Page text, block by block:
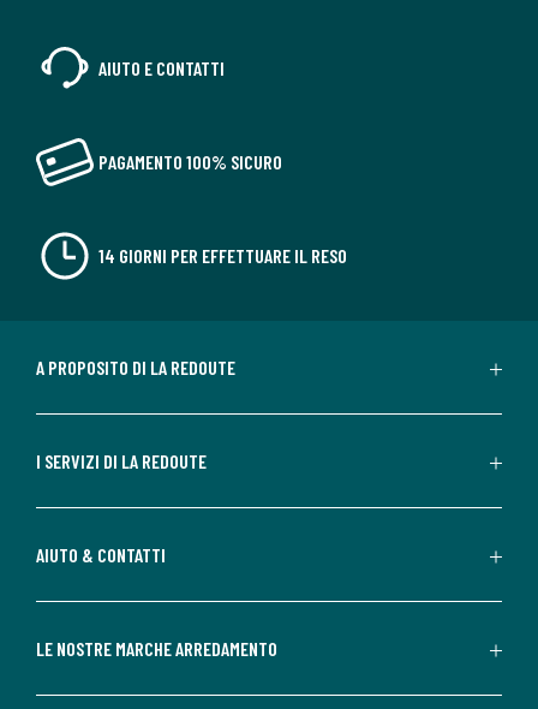
AIUTO E CONTATTI
PAGAMENTO 100% SICURO
14 GIORNI PER EFFETTUARE IL RESO
A PROPOSITO DI LA REDOUTE
I SERVIZI DI LA REDOUTE
AIUTO & CONTATTI
LE NOSTRE MARCHE ARREDAMENTO